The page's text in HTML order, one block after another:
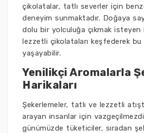
çikolatalar, tatlı severler için
deneyim sunmaktadır. Doğaya
dolu bir yolculuğa çıkmak isteyen
lezzetli çikolataları keşfederek
yaşayabilir.
Yenilikçi Aromalarla
Harikaları
Şekerlemeler, tatlı ve lezzetli
arayan insanlar için
günümüzde tüketiciler, sıradan